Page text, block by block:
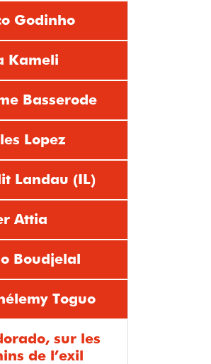
Godinho
Kameli
Basserode
Lopez
Landau (IL)
Attia
Boudjelal
Toguo
sur les
de l’exil